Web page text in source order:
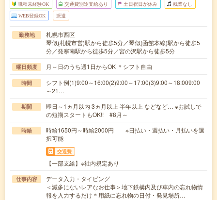
職種未経験OK 交通費別途支給あり 土日祝日が休み 残業なし
WEB登録OK 派遣
勤務地
札幌市西区
琴似(札幌市営)駅から徒歩5分／琴似(函館本線)駅から徒歩5
分／発寒南駅から徒歩5分／宮の沢駅から徒歩5分
曜日頻度 月～日のうち週1日からOK ＊シフト自由
時間
シフト例(1)9:00～16:00(2)9:00～17:00(3)9:00～18:009:00
～21…
期間
即日～1ヵ月以内 3ヵ月以上 半年以上 などなど… ※お試しで
の短期スタートもOK!! #8月～
時給
時給1650円～時給2000円 ※日払い・週払い・月払いを選
択可能
交通費
【一部支給】※社内規定あり
仕事内容
データ入力・タイピング
＜滅多にないレアなお仕事＞地下鉄構内及び車内の忘れ物情
報を入力するだけ＊用紙に忘れ物の日付・発見場所…